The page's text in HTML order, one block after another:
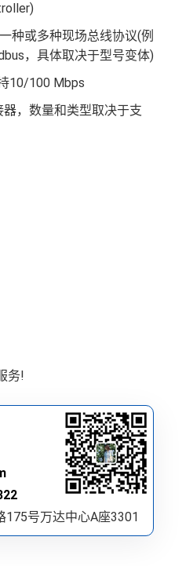
种或多种现场总线协议(例
，具体取决于型号变体)
10/100 Mbps
，数量和类型取决于支
务!
号万达中心A座3301